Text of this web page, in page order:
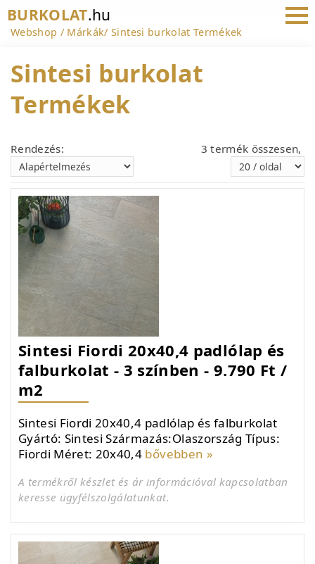
BURKOLAT.hu
Webshop Márkák Sintesi burkolat Termékek
Sintesi burkolat
Termékek
Rendezés: 3 termék összesen,
Sintesi Fiordi 20x40,4 padlólap és
falburkolat - 3 színben - 9.790 Ft /
m2
Sintesi Fiordi 20x40,4 padlólap és falburkolat
Gyártó: Sintesi Származás:Olaszország Típus:
Fiordi Méret: 20x40,4 bővebben »
A termékről készlet és ár információval kapcsolatban
keresse ügyfélszolgálatunkat.